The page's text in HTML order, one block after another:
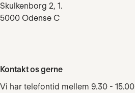
Skulkenborg 2, 1.
5000 Odense C
Kontakt os gerne
Vi har telefontid mellem 9.30 - 15.00